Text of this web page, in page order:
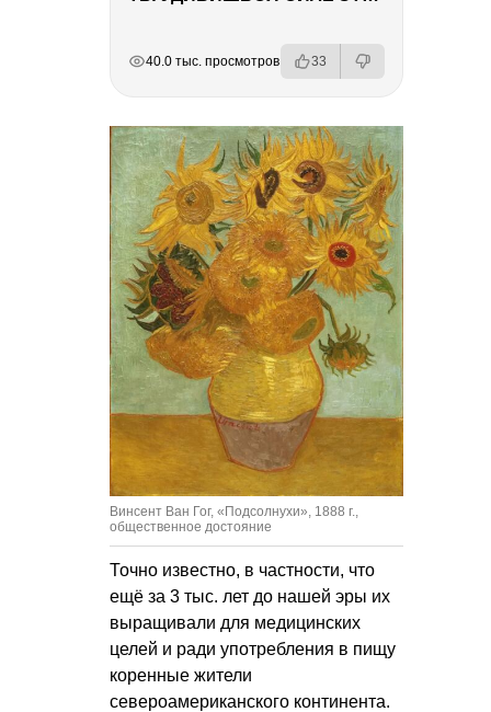
40.0 тыс. просмотров 33
Винсент Ван Гог, «Подсолнухи», 1888 г.,
общественное достояние
Точно известно, в частности, что
ещё за 3 тыс. лет до нашей эры их
выращивали для медицинских
целей и ради употребления в пищу
коренные жители
североамериканского континента.